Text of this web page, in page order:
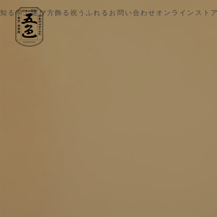
知る学ぶ選び方飾る 祝うふれる お問い合わせ オンラインスト